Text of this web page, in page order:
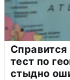
тест по
стыдно